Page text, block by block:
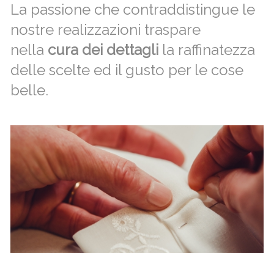
La passione che contraddistingue le
nostre realizzazioni traspare
nella cura dei dettagli la raffinatezza
delle scelte ed il gusto per le cose
belle.